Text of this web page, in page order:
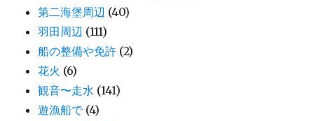
第二海堡周辺 (40)
羽田周辺 (111)
船の整備や免許 (2)
花火 (6)
観音〜走水 (141)
遊漁船で(4)